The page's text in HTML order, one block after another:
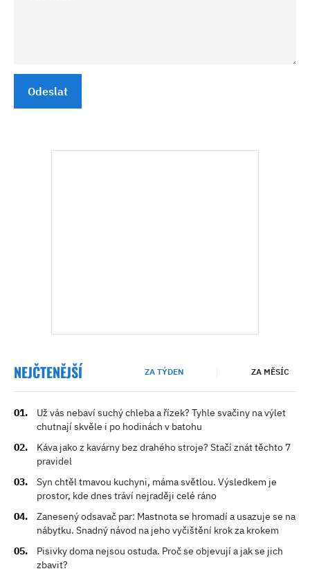
Odeslat
NEJČTENĚJŠÍ ZA TÝDEN ZA MĚSÍC
Už vás nebaví suchý chleba a řízek? Tyhle svačiny na výlet
chutnají skvěle i po hodinách v batohu
Káva jako z kavárny bez drahého stroje? Stačí znát těchto 7
pravidel
Syn chtěl tmavou kuchyni, máma světlou. Výsledkem je
prostor, kde dnes tráví nejraději celé ráno
Zanesený odsavač par: Mastnota se hromadí a usazuje se na
nábytku. Snadný návod na jeho vyčištění krok za krokem
Pisivky doma nejsou ostuda. Proč se objevují a jak se jich
zbavit?